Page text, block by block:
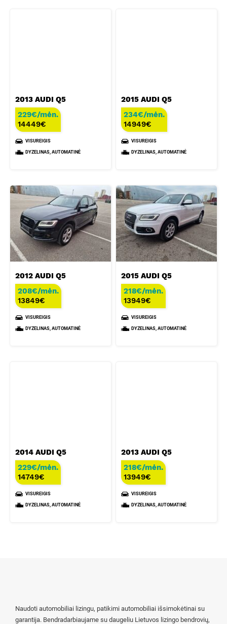
2013 AUDI Q5
229€/mėn.
14449€
VISUREIGIS
DYZELINAS, AUTOMATINĖ
2015 AUDI Q5
234€/mėn.
14949€
VISUREIGIS
DYZELINAS, AUTOMATINĖ
2012 AUDI Q5
208€/mėn.
13849€
VISUREIGIS
DYZELINAS, AUTOMATINĖ
2015 AUDI Q5
218€/mėn.
13949€
VISUREIGIS
DYZELINAS, AUTOMATINĖ
2014 AUDI Q5
229€/mėn.
14749€
VISUREIGIS
DYZELINAS, AUTOMATINĖ
2013 AUDI Q5
218€/mėn.
13949€
VISUREIGIS
DYZELINAS, AUTOMATINĖ
Naudoti automobiliai lizingu, patikimi automobiliai išsimokėtinai su
garantija. Bendradarbiaujame su daugeliu Lietuvos lizingo bendrovių,